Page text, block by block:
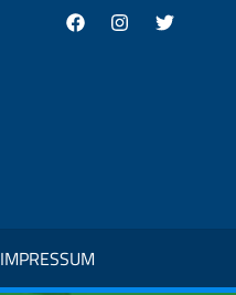
FacebookInstagram
Twitter
IMPRESSUM